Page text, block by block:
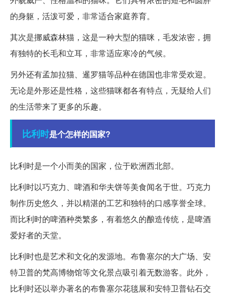
的身躯，活泼可爱，非常适合家庭养育。
其次是挪威森林猫，这是一种大型的猫咪，毛发浓密，拥
有独特的长毛和立耳，非常适应寒冷的气候。
另外还有孟加拉猫、暹罗猫等品种在德国也非常受欢迎。
无论是外形还是性格，这些猫咪都各有特点，无疑给人们
的生活带来了更多的乐趣。
比利时是个怎样的国家?
比利时是一个小而美的国家，位于欧洲西北部。
比利时以巧克力、啤酒和华夫饼等美食闻名于世。巧克力
制作历史悠久，并以精湛的工艺和独特的口感享誉全球。
而比利时的啤酒种类繁多，有着悠久的酿造传统，是啤酒
爱好者的天堂。
比利时也是艺术和文化的发源地。布鲁塞尔的大广场、安
特卫普的梵高博物馆等文化景点吸引着无数游客。此外，
比利时还以举办著名的布鲁塞尔花毯展和安特卫普钻石交